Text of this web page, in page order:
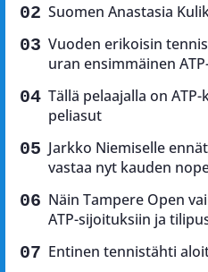
Suomen Anastasia
Vuoden erikoisin
uran ensimmäinen
Tällä pelaajalla on
peliasut
Jarkko Niemiselle
vastaa nyt kauden
Näin Tampere Open
ATP-sijoituksiin ja
Entinen tennistähti